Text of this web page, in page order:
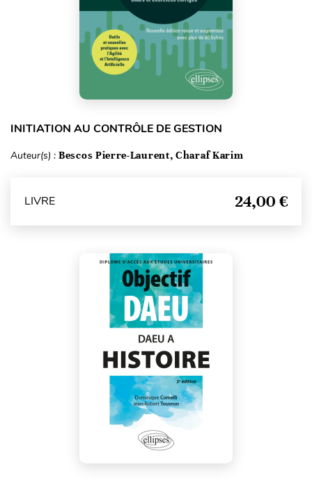
INITIATION AU CONTRÔLE DE GESTION
Auteur(s) : Bescos Pierre-Laurent, Charaf Karim
LIVRE 24,00 €